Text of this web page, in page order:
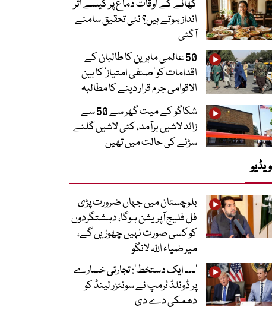
کھانے کے اوقات دماغ پر کیسے اثر
انداز ہوتے ہیں؟ نئی تحقیق سامنے
آگئی
50 عالمی ماہرین کا طالبان کے
اقدامات کو ’صنفی امتیاز‘ کا بین
الاقوامی جرم قرار دینے کا مطالبہ
شکاگو کے میت گھر سے 50 سے
زائد لاشیں برآمد، کئی لاشیں گلنے
سڑنے کی حالت میں تھیں
ویڈیو
بلوچستان میں جہاں ضرورت پڑی
فل فلیج آپریشن ہوگا، دہشتگردوں
کو کسی صورت نہیں چھوڑیں گے،
میر ضیاء اللہ لانگو
’۔۔۔ ایک دستخط‘: تجارتی خسارے
پر ڈونلڈ ٹرمپ نے سوئٹزر لینڈ کو
دھمکی دے دی